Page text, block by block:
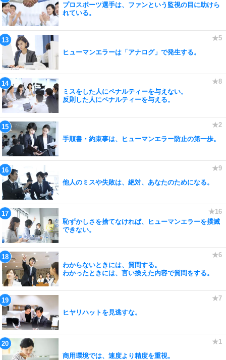
プロスポーツ選手は、ファンという監視の目に助けら
れている。
ヒューマンエラーは「アナログ」で発生する。
ミスをした人にペナルティーを与えない。
反則した人にペナルティーを与える。
手順書・約束事は、ヒューマンエラー防止の第一歩。
他人のミスや失敗は、絶対、あなたのためになる。
恥ずかしさを捨てなければ、ヒューマンエラーを撲滅
できない。
わからないときには、質問する。
わかったときには、言い換えた内容で質問をする。
ヒヤリハットを見逃すな。
商用環境では、速度より精度を重視。